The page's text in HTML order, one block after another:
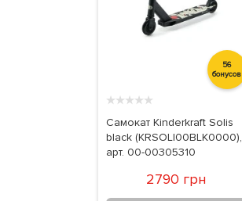
56
бонусов
★★★★★
Самокат Kinderkraft Solis
black (KRSOLI00BLK0000),
арт. 00-00305310
2790 грн